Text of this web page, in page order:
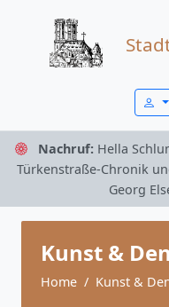
Nachruf: Hella
Türkenstraße-Chronik
Georg
Kunst &
Home Kunst &